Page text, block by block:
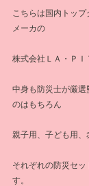
こちらは国内トップ
メーカの
株式会社ＬＡ・ＰＩ
中身も防災士が厳
のはもちろん
親子用、子ども用、
それぞれの防災セ
す。